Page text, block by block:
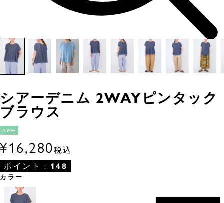
シアーデニム 2WAYピンタック
ブラウス
new
¥16,280税込
ポイント : 148
カラー